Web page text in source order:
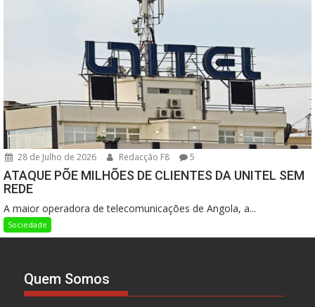
28 de Julho de 2026 Redacção F8 5
ATAQUE PÕE MILHÕES DE CLIENTES DA UNITEL SEM
REDE
A maior operadora de telecomunicações de Angola, a...
Sociedade
Quem Somos